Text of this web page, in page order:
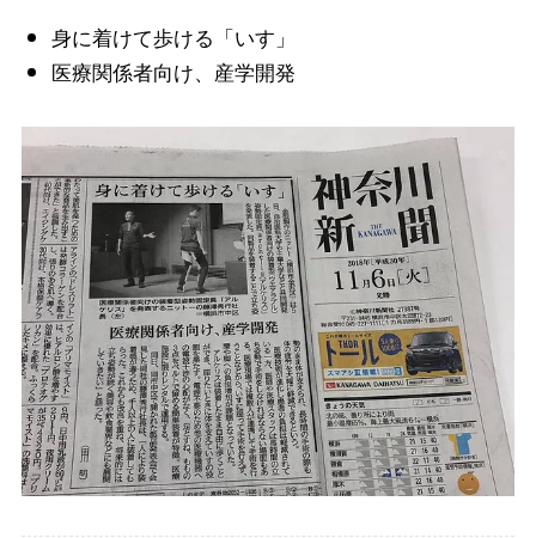
身に着けて歩ける「いす」
医療関係者向け、産学開発